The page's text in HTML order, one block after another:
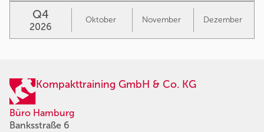
Q4
2026
Oktober November Dezember
Kompakttraining GmbH & Co. KG
Büro Hamburg
Banksstraße 6